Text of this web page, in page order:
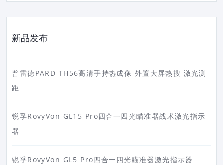
新品发布
普雷德PARD TH56高清手持热成像 外置大屏热搜 激光测
距
锐孚RovyVon GL15 Pro四合一四光瞄准器战术激光指示
器
锐孚RovyVon GL5 Pro四合一四光瞄准器激光指示器